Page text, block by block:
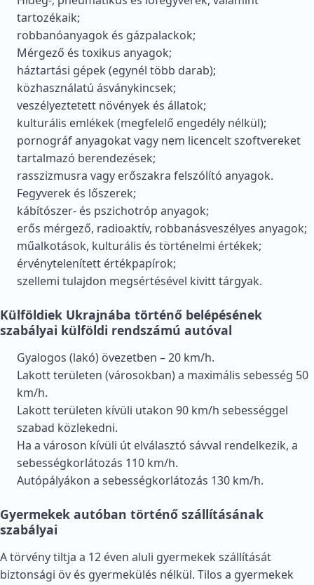
tartozékaik;
robbanóanyagok és gázpalackok;
Mérgező és toxikus anyagok;
háztartási gépek (egynél több darab);
közhasználatú ásványkincsek;
veszélyeztetett növények és állatok;
kulturális emlékek (megfelelő engedély nélkül);
pornográf anyagokat vagy nem licencelt szoftvereket
tartalmazó berendezések;
rasszizmusra vagy erőszakra felszólító anyagok.
Fegyverek és lőszerek;
kábítószer- és pszichotróp anyagok;
erős mérgező, radioaktív, robbanásveszélyes anyagok;
műalkotások, kulturális és történelmi értékek;
érvénytelenített értékpapírok;
szellemi tulajdon megsértésével kivitt tárgyak.
Külföldiek Ukrajnába történő belépésének
szabályai külföldi rendszámú autóval
Gyalogos (lakó) övezetben – 20 km/h.
Lakott területen (városokban) a maximális sebesség 50
km/h.
Lakott területen kívüli utakon 90 km/h sebességgel
szabad közlekedni.
Ha a városon kívüli út elválasztó sávval rendelkezik, a
sebességkorlátozás 110 km/h.
Autópályákon a sebességkorlátozás 130 km/h.
Gyermekek autóban történő szállításának
szabályai
A törvény tiltja a 12 éven aluli gyermekek szállítását
biztonsági öv és gyermekülés nélkül. Tilos a gyermekek